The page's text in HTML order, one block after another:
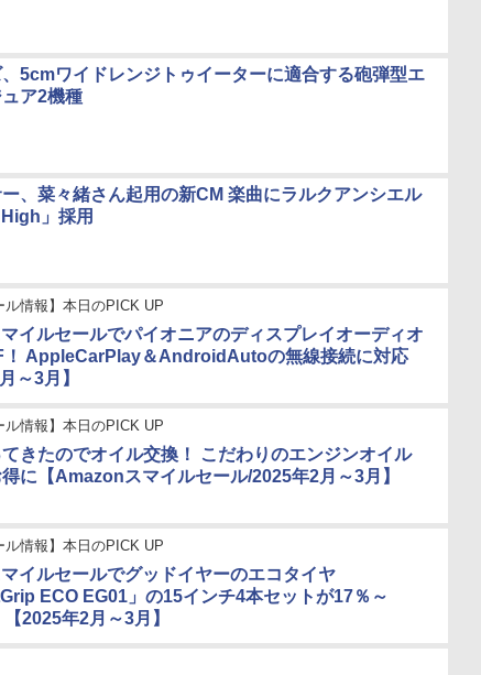
、5cmワイドレンジトゥイーターに適合する砲弾型エ
ア2機種
、菜々緒さん起用の新CM 楽曲にラルクアンシエル
High」採用
ル情報】本日のPICK UP
イルセールでパイオニアのディスプレイオーディオ
！ AppleCarPlay＆AndroidAutoの無線接続に対応
～3月】
ル情報】本日のPICK UP
きたのでオイル交換！ こだわりのエンジンオイル
に【Amazonスマイルセール/2025年2月～3月】
ル情報】本日のPICK UP
イルセールでグッドイヤーのエコタイヤ
ECO EG01」の15インチ4本セットが17％～
2025年2月～3月】